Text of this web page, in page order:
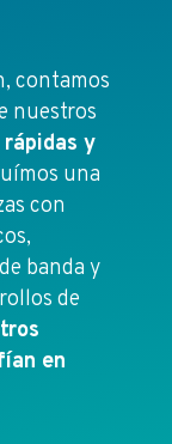
contamos
nuestros
y
una
con
banda y
de
en